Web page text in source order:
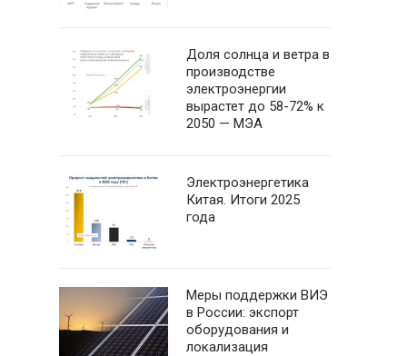
Доля солнца и ветра в
производстве
электроэнергии
вырастет до 58-72% к
2050 — МЭА
Электроэнергетика
Китая. Итоги 2025
года
Меры поддержки ВИЭ
в России: экспорт
оборудования и
локализация